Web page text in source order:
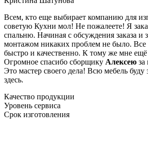
Всем, кто еще выбирает компанию для
советую Кухни мол! Не пожалеете! Я
спальню. Начиная с обсуждения заказа и
монтажом никаких проблем не было. Все
быстро и качественно. К тому же мне ещё
Огромное спасибо сборщику Алексею
Это мастер своего дела! Всю мебель буду
здесь.
Качество продукции
Уровень сервиса
Срок изготовления